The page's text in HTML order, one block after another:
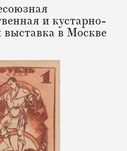
и кустарно-
в Москве